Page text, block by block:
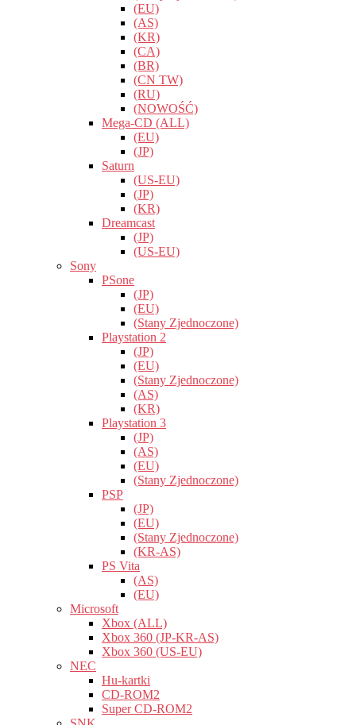
(EU)
(AS)
(KR)
(CA)
(BR)
(CN TW)
(RU)
(NOWOŚĆ)
Mega-CD (ALL)
(EU)
(JP)
Saturn
(US-EU)
(JP)
(KR)
Dreamcast
(JP)
(US-EU)
Sony
PSone
(JP)
(EU)
(Stany Zjednoczone)
Playstation 2
(JP)
(EU)
(Stany Zjednoczone)
(AS)
(KR)
Playstation 3
(JP)
(AS)
(EU)
(Stany Zjednoczone)
PSP
(JP)
(EU)
(Stany Zjednoczone)
(KR-AS)
PS Vita
(AS)
(EU)
Microsoft
Xbox (ALL)
Xbox 360 (JP-KR-AS)
Xbox 360 (US-EU)
NEC
Hu-kartki
CD-ROM2
Super CD-ROM2